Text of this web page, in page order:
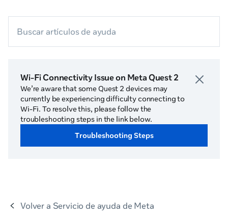
Buscar artículos de ayuda
Wi-Fi Connectivity Issue on Meta Quest 2
We’re aware that some Quest 2 devices may
currently be experiencing difficulty connecting to
Wi-Fi. To resolve this, please follow the
troubleshooting steps in the link below.
Troubleshooting Steps
Volver a Servicio de ayuda de Meta